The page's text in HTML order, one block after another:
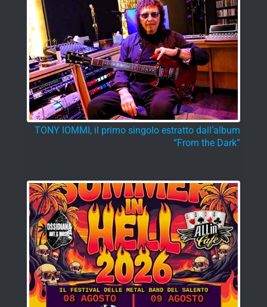
TONY IOMMI, il primo singolo estratto dall’album
“From the Dark”